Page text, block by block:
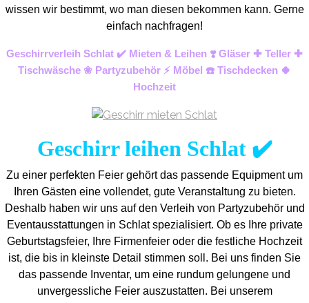
wissen wir bestimmt, wo man diesen bekommen kann. Gerne
einfach nachfragen!
Geschirrverleih Schlat ✔️ Mieten & Leihen ❣️ Gläser ✚ Teller ✚
Tischwäsche ❀ Partyzubehör ⚡ Möbel ☎️ Tischdecken 🍀
Hochzeit
Geschirr leihen Schlat ✔️
Zu einer perfekten Feier gehört das passende Equipment um
Ihren Gästen eine vollendet, gute Veranstaltung zu bieten.
Deshalb haben wir uns auf den Verleih von Partyzubehör und
Eventausstattungen in Schlat spezialisiert. Ob es Ihre private
Geburtstagsfeier, Ihre Firmenfeier oder die festliche Hochzeit
ist, die bis in kleinste Detail stimmen soll. Bei uns finden Sie
das passende Inventar, um eine rundum gelungene und
unvergessliche Feier auszustatten. Bei unserem